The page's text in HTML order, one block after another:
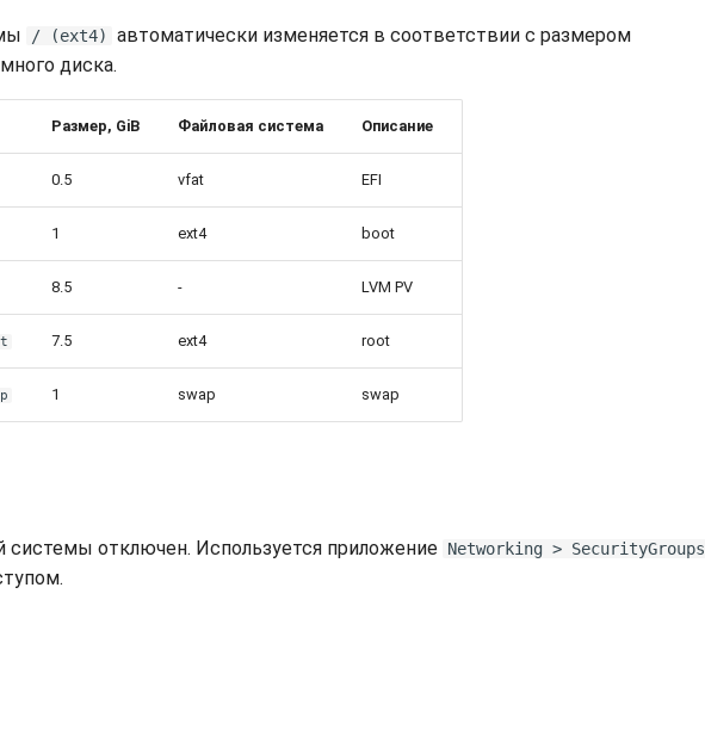
/ (ext4)
автоматически изменяется в соответствии с размером
диска.
Размер, GiB Файловая система Описание
0.5 vfat EFI
1 ext4 boot
8.5 - LVM PV
7.5 ext4 root
1 swap swap
системы отключен. Используется приложение Networking > SecurityGroups